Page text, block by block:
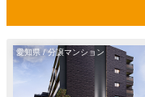
愛知県 / 分譲マンション